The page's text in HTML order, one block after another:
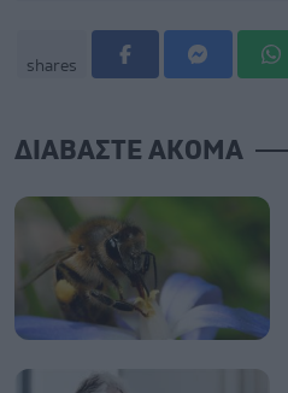
shares
ΔΙΑΒΑΣΤΕ ΑΚΟΜΑ